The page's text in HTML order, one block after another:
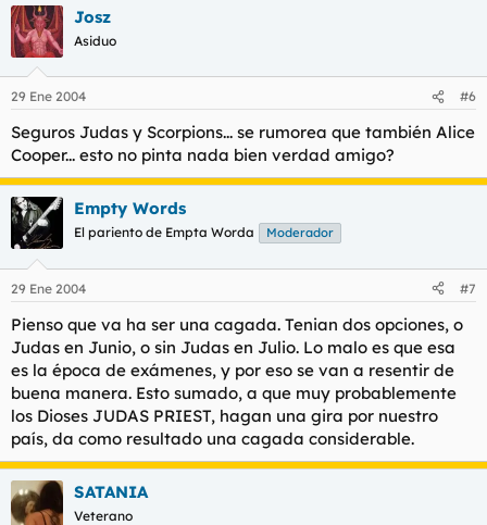
Josz
Asiduo
29 Ene 2004 #6
Seguros Judas y Scorpions... se rumorea que también Alice
Cooper... esto no pinta nada bien verdad amigo?
Empty Words
El pariento de Empta Worda Moderador
29 Ene 2004 #7
Pienso que va ha ser una cagada. Tenian dos opciones, o
Judas en Junio, o sin Judas en Julio. Lo malo es que esa
es la época de exámenes, y por eso se van a resentir de
buena manera. Esto sumado, a que muy probablemente
los Dioses JUDAS PRIEST, hagan una gira por nuestro
país, da como resultado una cagada considerable.
SATANIA
Veterano